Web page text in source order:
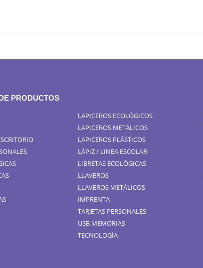
PRODUCTOS
LAPICEROS ECOLÓGICOS
LAPICEROS METÁLICOS
LAPICEROS PLÁSTICOS
LÁPIZ / LINEA ESCOLAR
LIBRETAS ECOLÓGICAS
LLAVEROS
LLAVEROS METÁLICOS
IMPRENTA
TARJETAS PERSONALES
USB MEMORIAS
TECNOLOGÍA